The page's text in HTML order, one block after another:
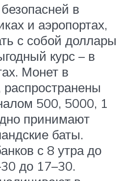
в
и аэропортах,
с собой доллары
курс – в
Монет в
распространены
500, 5000, 1
принимают
баты.
с 8 утра до
до 17–30.